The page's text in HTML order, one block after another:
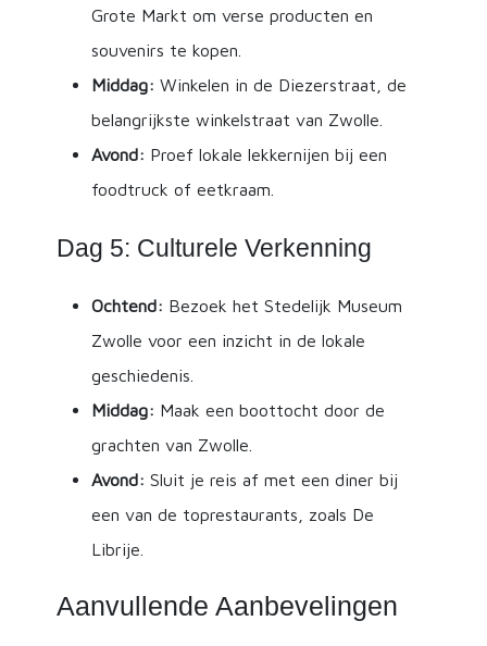
Grote Markt om verse producten en
souvenirs te kopen.
Middag: Winkelen in de Diezerstraat, de
belangrijkste winkelstraat van Zwolle.
Avond: Proef lokale lekkernijen bij een
foodtruck of eetkraam.
Dag 5: Culturele Verkenning
Ochtend: Bezoek het Stedelijk Museum
Zwolle voor een inzicht in de lokale
geschiedenis.
Middag: Maak een boottocht door de
grachten van Zwolle.
Avond: Sluit je reis af met een diner bij
een van de toprestaurants, zoals De
Librije.
Aanvullende Aanbevelingen